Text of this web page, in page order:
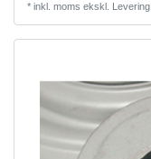
* inkl. moms ekskl. Levering